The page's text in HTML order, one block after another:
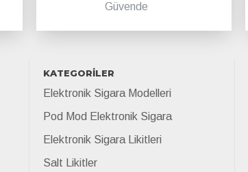
Güvende
KATEGORİLER
Elektronik Sigara Modelleri
Pod Mod Elektronik Sigara
Elektronik Sigara Likitleri
Salt Likitler